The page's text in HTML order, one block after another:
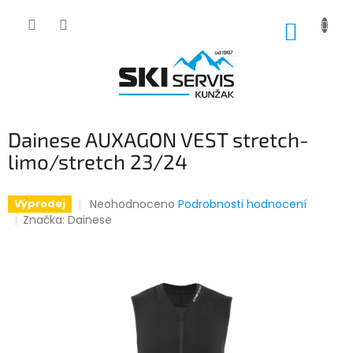
Dainese AUXAGON VEST stretch-
limo/stretch 23/24
Výprodej
Průměrné
hodnocení
hvězdiček.
Neohodnoceno Podrobnosti hodnocení
Značka:Dainese